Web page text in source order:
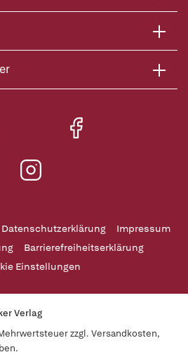
Datenschutzerklärung
Impressum
Barrierefreiheitserklärung
Einstellungen
Verlag
zzgl. Versandkosten,